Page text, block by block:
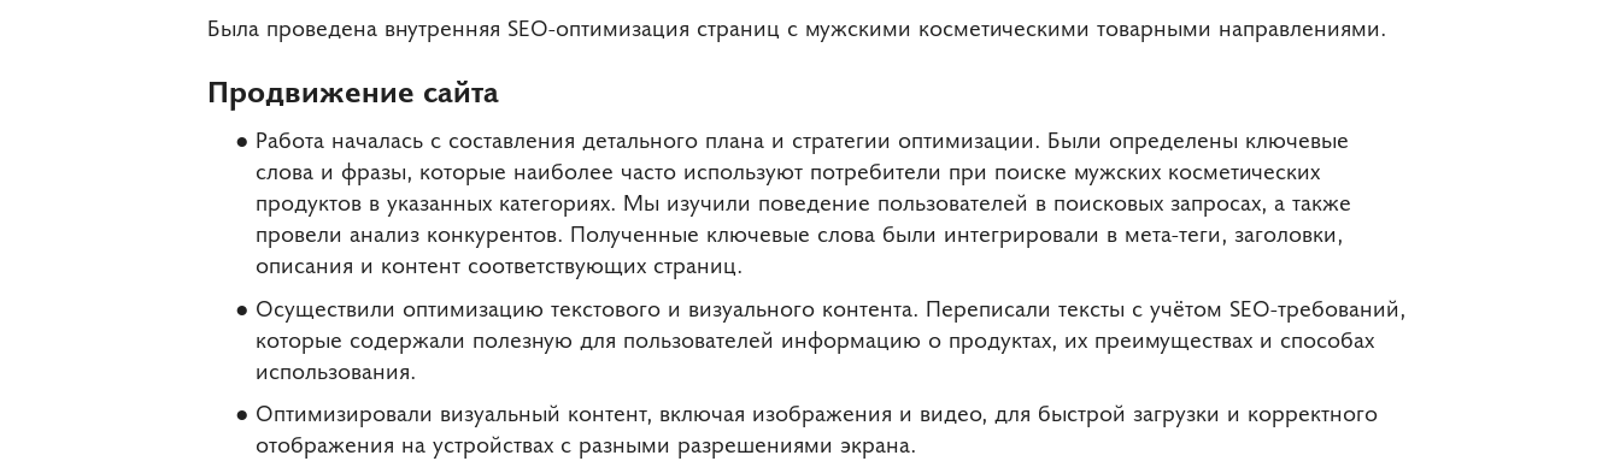
Была проведена внутренняя SEO-оптимизация страниц с мужскими косметическими товарными направлениями.
Продвижение сайта
Работа началась с составления детального плана и стратегии оптимизации. Были определены ключевые
слова и фразы, которые наиболее часто используют потребители при поиске мужских косметических
продуктов в указанных категориях. Мы изучили поведение пользователей в поисковых запросах, а также
провели анализ конкурентов. Полученные ключевые слова были интегрировали в мета-теги, заголовки,
описания и контент соответствующих страниц.
Осуществили оптимизацию текстового и визуального контента. Переписали тексты с учётом SEO-требований,
которые содержали полезную для пользователей информацию о продуктах, их преимуществах и способах
использования.
Оптимизировали визуальный контент, включая изображения и видео, для быстрой загрузки и корректного
отображения на устройствах с разными разрешениями экрана.